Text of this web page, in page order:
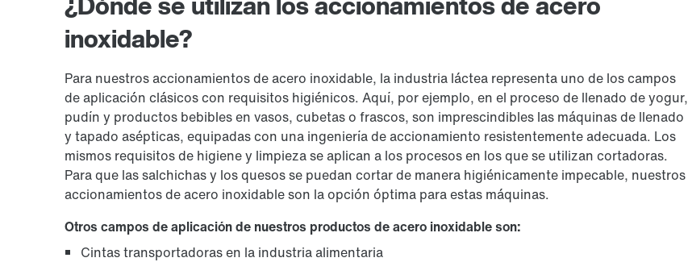
inoxidable?
Para nuestros accionamientos de acero inoxidable, la industria láctea representa uno de los campos
de aplicación clásicos con requisitos higiénicos. Aquí, por ejemplo, en el proceso de llenado de yogur,
pudín y productos bebibles en vasos, cubetas o frascos, son imprescindibles las máquinas de llenado
y tapado asépticas, equipadas con una ingeniería de accionamiento resistentemente adecuada. Los
mismos requisitos de higiene y limpieza se aplican a los procesos en los que se utilizan cortadoras.
Para que las salchichas y los quesos se puedan cortar de manera higiénicamente impecable, nuestros
accionamientos de acero inoxidable son la opción óptima para estas máquinas.
Otros campos de aplicación de nuestros productos de acero inoxidable son:
Cintas transportadoras en la industria alimentaria